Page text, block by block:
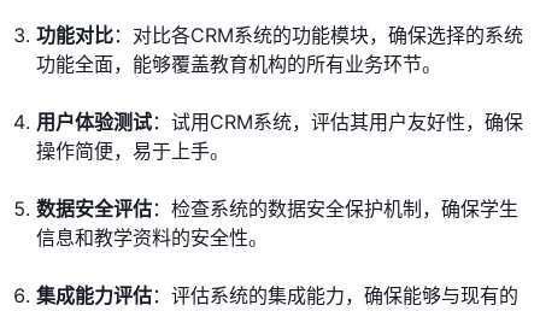
功能对比：对比各CRM系统的功能模块，确保选择的系统
功能全面，能够覆盖教育机构的所有业务环节。
用户体验测试：试用CRM系统，评估其用户友好性，确保
操作简便，易于上手。
数据安全评估：检查系统的数据安全保护机制，确保学生
信息和教学资料的安全性。
集成能力评估：评估系统的集成能力，确保能够与现有的